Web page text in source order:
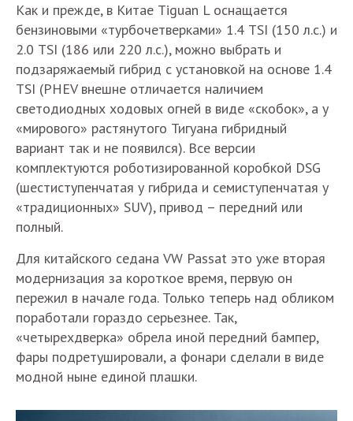
Как и прежде, в Китае Tiguan L оснащается
бензиновыми «турбочетверками» 1.4 TSI (150 л.с.) и
2.0 TSI (186 или 220 л.с.), можно выбрать и
подзаряжаемый гибрид с установкой на основе 1.4
TSI (PHEV внешне отличается наличием
светодиодных ходовых огней в виде «скобок», а у
«мирового» растянутого Тигуана гибридный
вариант так и не появился). Все версии
комплектуются роботизированной коробкой DSG
(шестиступенчатая у гибрида и семиступенчатая у
«традиционных» SUV), привод – передний или
полный.
Для китайского седана VW Passat это уже вторая
модернизация за короткое время, первую он
пережил в начале года. Только теперь над обликом
поработали гораздо серьезнее. Так,
«четырехдверка» обрела иной передний бампер,
фары подретушировали, а фонари сделали в виде
модной ныне единой плашки.